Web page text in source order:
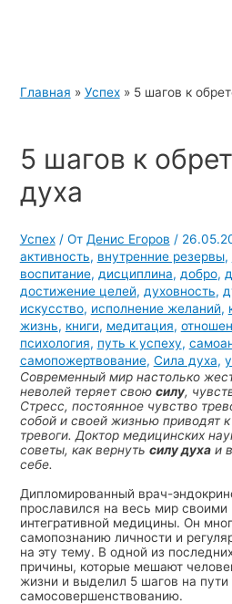
Главная » Успех» 5 шагов к
5 шагов к
духа
Успех/ От Денис Егоров /
активность, внутренние резервы,
воспитание, дисциплина, добро,
достижение целей, духовность,
искусство, исполнение желаний,
жизнь, книги, медитация,
психология, путь к успеху,
самопожертвование, Сила духа,
Современный мир настолько
неволей теряет свою силу,
Стресс, постоянное чувство
собой и своей жизнью приводят
тревоги. Доктор медицинских
советы, как вернуть силу духаи
себе.
Дипломированный врач-
прославился на весь мир своими
интегративной медицины. Он
самопознанию личности и
на эту тему. В одной из
причины, которые мешают
жизни и выделил 5 шагов на пути
самосовершенствованию.